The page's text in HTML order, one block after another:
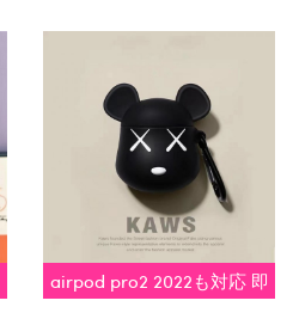
airpod pro2 2022も対応 即